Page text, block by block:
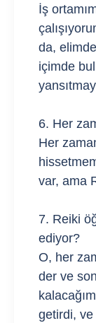
İş
da,
içimde
6. Her
Her
var, ama
7. Reiki
ediyor?
O, her
der ve
getirdi, ve